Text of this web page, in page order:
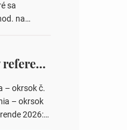
sa
na
pre
v
Výsledky hlasovania v referende 2026
– okrsok č.
– okrsok
2026: